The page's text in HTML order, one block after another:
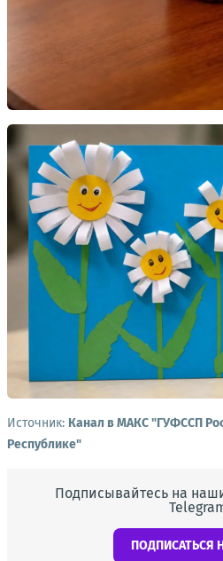
Источник: Канал в МАКС "ГУФССП
Республике"
Подписывайтесь на
ПОДПИСАТЬСЯ